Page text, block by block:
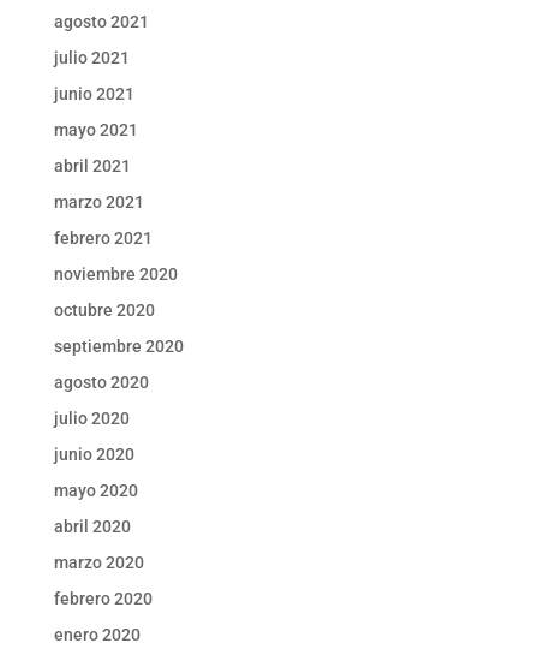
agosto 2021
julio 2021
junio 2021
mayo 2021
abril 2021
marzo 2021
febrero 2021
noviembre 2020
octubre 2020
septiembre 2020
agosto 2020
julio 2020
junio 2020
mayo 2020
abril 2020
marzo 2020
febrero 2020
enero 2020